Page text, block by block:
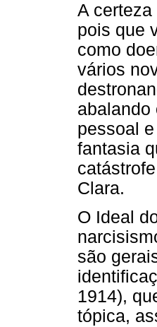
A
pois que
como
vários
abalando
pessoal
fantasia
Clara.
O Ideal
são
1914),
tópica,